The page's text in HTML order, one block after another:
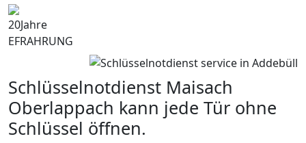
20Jahre
EFRAHRUNG
Schlüsselnotdienst Maisach
Oberlappach kann jede Tür ohne
Schlüssel öffnen.